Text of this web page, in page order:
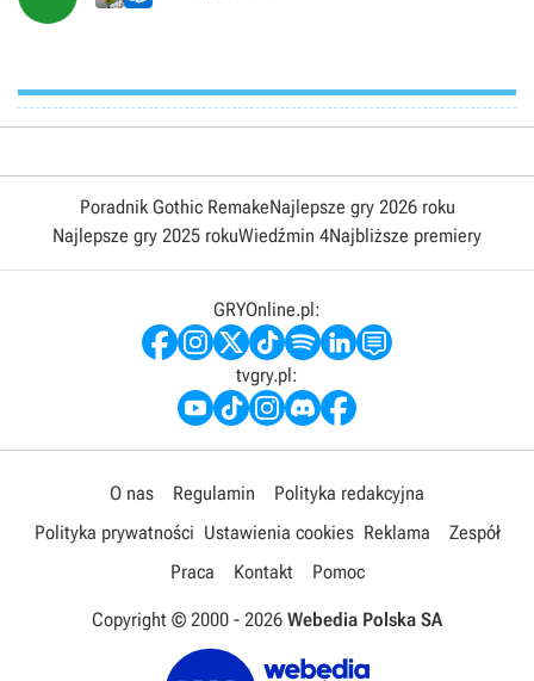
Poradnik Gothic RemakeNajlepsze gry 2026 roku
Najlepsze gry 2025 rokuWiedźmin 4Najbliższe premiery
GRYOnline.pl:
tvgry.pl:
O nas Regulamin
Polityka redakcyjna
Polityka prywatności Ustawienia cookies Reklama
Zespół
Praca
Kontakt Pomoc
Copyright © 2000 - 2026 Webedia Polska SA